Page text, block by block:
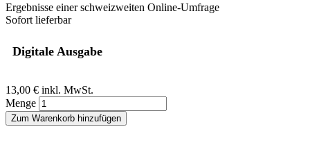
Ergebnisse einer schweizweiten Online-Umfrage
Sofort lieferbar
Digitale Ausgabe
13,00 € inkl. MwSt.
Menge
Zum Warenkorb hinzufügen